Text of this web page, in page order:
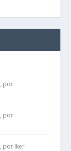
, por
, por
, por Iker